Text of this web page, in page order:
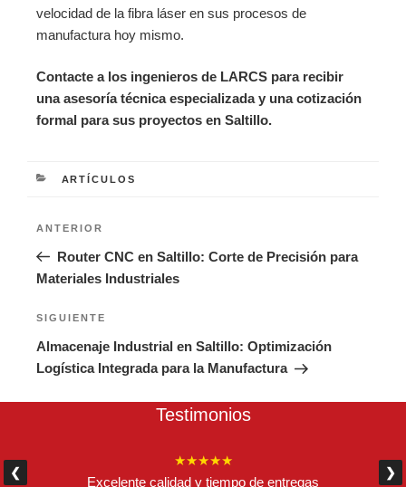
velocidad de la fibra láser en sus procesos de
manufactura hoy mismo.
Contacte a los ingenieros de LARCS para recibir
una asesoría técnica especializada y una cotización
formal para sus proyectos en Saltillo.
CATEGORÍAS
ARTÍCULOS
entradas
Entrada
anterior:
ANTERIOR
Router CNC en Saltillo: Corte de Precisión para
Materiales Industriales
Siguiente
entrada
SIGUIENTE
Almacenaje Industrial en Saltillo: Optimización
Logística Integrada para la Manufactura
Testimonios
★★★★★
Excelente calidad y tiempo de entregas
❮ ❯